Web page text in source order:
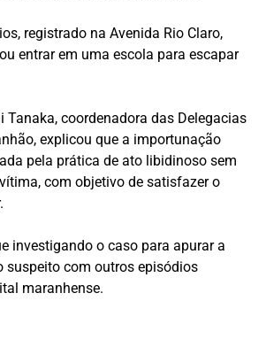
registrado na Avenida Rio Claro,
entrar em uma escola para escapar
Tanaka, coordenadora das Delegacias
explicou que a importunação
pela prática de ato libidinoso sem
com objetivo de satisfazer o
investigando o caso para apurar a
suspeito com outros episódios
maranhense.